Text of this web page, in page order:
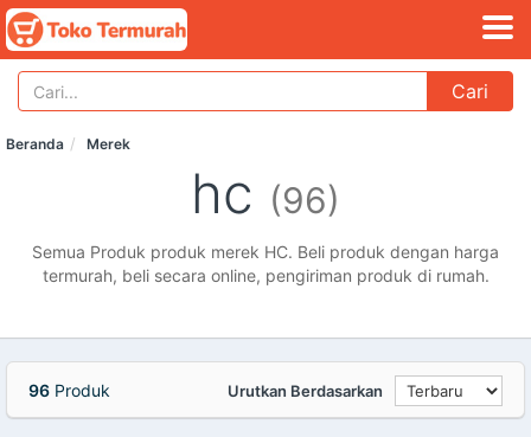
Cari
Beranda Merek
hc (96)
Semua Produk produk merek HC. Beli produk dengan harga
termurah, beli secara online, pengiriman produk di rumah.
96 Produk Urutkan Berdasarkan